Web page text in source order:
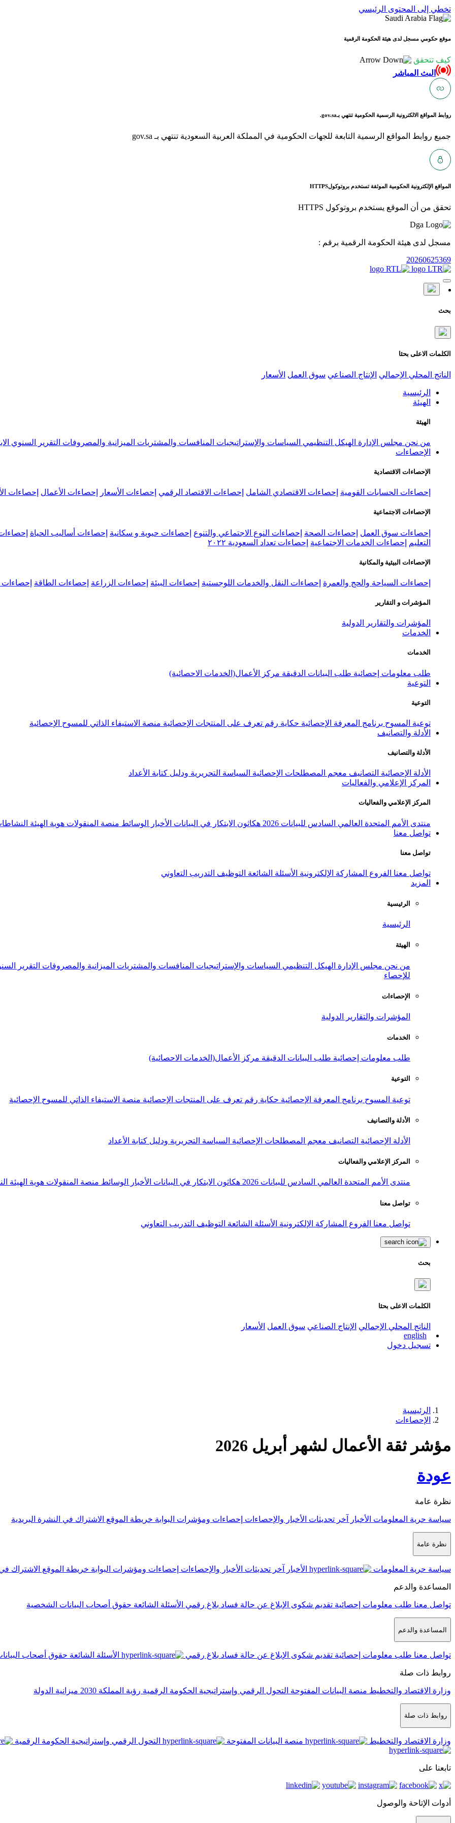
تخطي إلى المحتوى الرئيسي
موقع حكومي مسجل لدى هيئة الحكومة الرقمية
كيف تتحقق
البث المباشر
روابط المواقع الالكترونية الرسمية الحكومية تنتهي بـgov.sa.
جميع روابط المواقع الرسمية التابعة للجهات الحكومية في المملكة العربية السعودية تنتهي بـ gov.sa
المواقع الإلكترونية الحكومية الموثقة تستخدم بروتوكولHTTPS
تحقق من أن الموقع يستخدم بروتوكول HTTPS
مسجل لدى هيئة الحكومة الرقمية برقم :
20260625369
بحث
الكلمات الاعلى بحثا
الناتج المحلي الإجمالي الإنتاج الصناعي سوق العمل الأسعار
الرئيسية
الهيئة
الهيئة
من نحن مجلس الإدارة الهيكل التنظيمي السياسات والإستراتيجيات المنافسات والمشتريات الميزانية والمصروفات التقرير السنوي
الإحصاءات
الإحصاءات الاقتصادية
إحصاءات الحسابات القومية إحصاءات الاقتصادي الشامل إحصاءات الاقتصاد الرقمي إحصاءات الأسعار إحصاءات الأعمال إحصاءات
الإحصاءات الاجتماعية
إحصاءات سوق العمل إحصاءات الصحة إحصاءات النوع الاجتماعي والتنوع إحصاءات حيوية و سكانية إحصاءات أساليب الحياة
التعليم
إحصاءات الخدمات الاجتماعية إحصاءات تعداد السعودية ٢٠٢٢
الإحصاءات البيئية والمكانية
إحصاءات السياحة والحج والعمرة إحصاءات النقل والخدمات اللوجستية إحصاءات البيئة إحصاءات الزراعة إحصاءات الطاقة إحصاءات
المؤشرات و التقارير
المؤشرات والتقارير الدولية
الخدمات
الخدمات
طلب معلومات إحصائية طلب البيانات الدقيقة مركز الأعمال(الخدمات الاحصائية)
التوعية
التوعية
توعية المسوح برنامج المعرفة الإحصائية حكاية رقم تعرف على المنتجات الإحصائية منصة الاستيفاء الذاتي للمسوح الإحصائية
الأدلة والتصانيف
الأدلة والتصانيف
الأدلة الإحصائية التصانيف معجم المصطلحات الإحصائية السياسة التحريرية ودليل كتابة الأعداد
المركز الإعلامي والفعاليات
المركز الإعلامي والفعاليات
منتدى الأمم المتحدة العالمي السادس للبيانات 2026 هكاثون الابتكار في البيانات الأخبار الوسائط منصة المنقولات هوية الهيئة
تواصل معنا
تواصل معنا
تواصل معنا الفروع المشاركة الإلكترونية الأسئلة الشائعة التوظيف التدريب التعاوني
المزيد
الرئيسية
الرئيسية
الهيئة
من نحن مجلس الإدارة الهيكل التنظيمي السياسات والإستراتيجيات المنافسات والمشتريات الميزانية والمصروفات التقرير
للإحصاء
الإحصاءات
المؤشرات والتقارير الدولية
الخدمات
طلب معلومات إحصائية طلب البيانات الدقيقة مركز الأعمال(الخدمات الاحصائية)
التوعية
توعية المسوح برنامج المعرفة الإحصائية حكاية رقم تعرف على المنتجات الإحصائية منصة الاستيفاء الذاتي للمسوح الإحصائية
الأدلة والتصانيف
الأدلة الإحصائية التصانيف معجم المصطلحات الإحصائية السياسة التحريرية ودليل كتابة الأعداد
المركز الإعلامي والفعاليات
منتدى الأمم المتحدة العالمي السادس للبيانات 2026 هكاثون الابتكار في البيانات الأخبار الوسائط منصة المنقولات هوية الهيئة
تواصل معنا
تواصل معنا الفروع المشاركة الإلكترونية الأسئلة الشائعة التوظيف التدريب التعاوني
بحث
الكلمات الاعلى بحثا
الناتج المحلي الإجمالي الإنتاج الصناعي سوق العمل الأسعار
english
تسجيل دخول
الرئيسية
الإحصاءات
مؤشر ثقة الأعمال لشهر أبريل 2026
عودة
نظرة عامة
سياسة حرية المعلومات الأخبار آخر تحديثات الأخبار والإحصاءات إحصاءات ومؤشرات البوابة خريطة الموقع الاشتراك في النشرة البريدية
نظرة عامة
سياسة حرية المعلومات الأخبار آخر تحديثات الأخبار والإحصاءات إحصاءات ومؤشرات البوابة خريطة الموقع الاشتراك
المساعدة والدعم
تواصل معنا طلب معلومات إحصائية تقديم شكوى الإبلاغ عن حالة فساد بلاغ رقمي الأسئلة الشائعة حقوق أصحاب البيانات الشخصية
المساعدة والدعم
تواصل معنا طلب معلومات إحصائية تقديم شكوى الإبلاغ عن حالة فساد بلاغ رقمي الأسئلة الشائعة حقوق أصحاب
روابط ذات صلة
وزارة الاقتصاد والتخطيط منصة البيانات المفتوحة التحول الرقمي وإستراتيجية الحكومة الرقمية رؤية المملكة 2030 ميزانية الدولة
روابط ذات صلة
وزارة الاقتصاد والتخطيط منصة البيانات المفتوحة التحول الرقمي وإستراتيجية الحكومة الرقمية
تابعنا على
أدوات الإتاحة والوصول